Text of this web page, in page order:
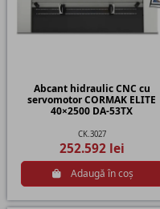
Abcant hidraulic CNC cu
servomotor CORMAK ELITE
40×2500 DA-53TX
CK.3027
252.592 lei
Adaugă în coș